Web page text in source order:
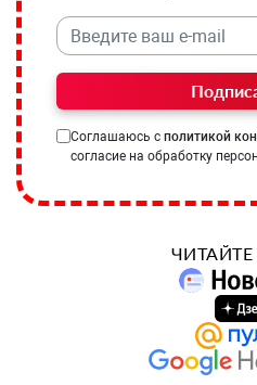
Соглашаюсь с политикой
согласие на обработку
ЧИТАЙТЕ